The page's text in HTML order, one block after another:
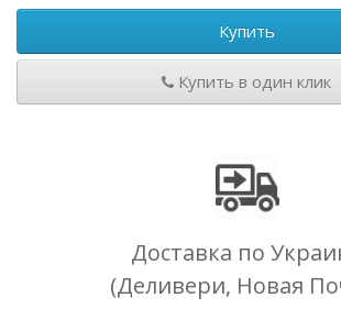
Купить
Купить в один клик
Доставка по
(Деливери, Новая